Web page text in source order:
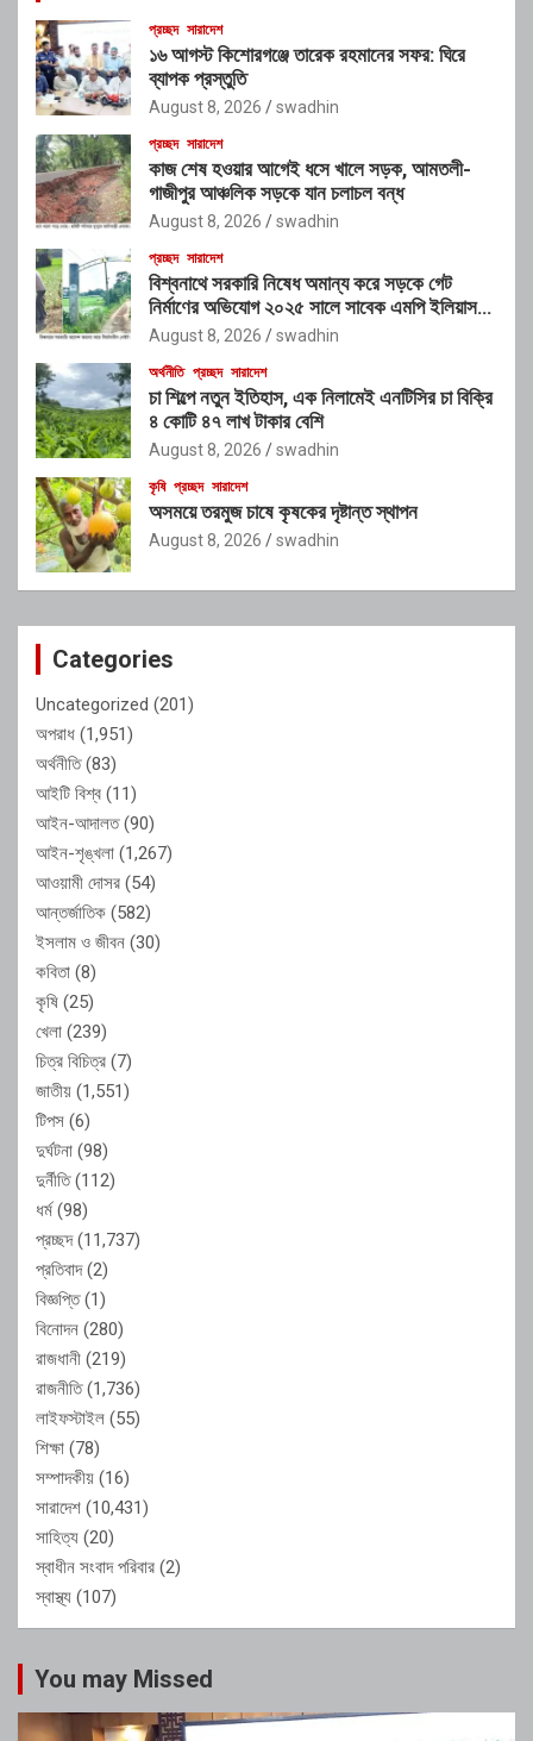
প্রচ্ছদ সারাদেশ
১৬ আগস্ট কিশোরগঞ্জে তারেক রহমানের সফর: ঘিরে
ব্যাপক প্রস্তুতি
August 8, 2026 swadhin
প্রচ্ছদ সারাদেশ
কাজ শেষ হওয়ার আগেই ধসে খালে সড়ক, আমতলী-
গাজীপুর আঞ্চলিক সড়কে যান চলাচল বন্ধ
August 8, 2026 swadhin
প্রচ্ছদ সারাদেশ
বিশ্বনাথে সরকারি নিষেধ অমান্য করে সড়কে গেট
নির্মাণের অভিযোগ ২০২৫ সালে সাবেক এমপি ইলিয়াস
আলীর নামে নামফলক স্থাপনের অভিযোগ
August 8, 2026 swadhin
অর্থনীতি প্রচ্ছদ সারাদেশ
চা শিল্পে নতুন ইতিহাস, এক নিলামেই এনটিসির চা বিক্রি
৪ কোটি ৪৭ লাখ টাকার বেশি
August 8, 2026 swadhin
কৃষি প্রচ্ছদ সারাদেশ
অসময়ে তরমুজ চাষে কৃষকের দৃষ্টান্ত স্থাপন
August 8, 2026 swadhin
Categories
Uncategorized (201)
অপরাধ (1,951)
অর্থনীতি(83)
আইটি বিশ্ব (11)
আইন-আদালত(90)
আইন-শৃঙ্খলা (1,267)
আওয়ামী দোসর (54)
আন্তর্জাতিক (582)
ইসলাম ও জীবন (30)
কবিতা (8)
কৃষি (25)
খেলা (239)
চিত্র বিচিত্র (7)
জাতীয় (1,551)
টিপস (6)
দুর্ঘটনা (98)
দুর্নীতি(112)
ধর্ম(98)
প্রচ্ছদ(11,737)
প্রতিবাদ(2)
বিজ্ঞপ্তি(1)
বিনোদন (280)
রাজধানী (219)
রাজনীতি(1,736)
লাইফস্টাইল (55)
শিক্ষা (78)
সম্পাদকীয় (16)
সারাদেশ (10,431)
সাহিত্য (20)
স্বাধীন সংবাদ পরিবার (2)
স্বাস্থ্য (107)
You may Missed